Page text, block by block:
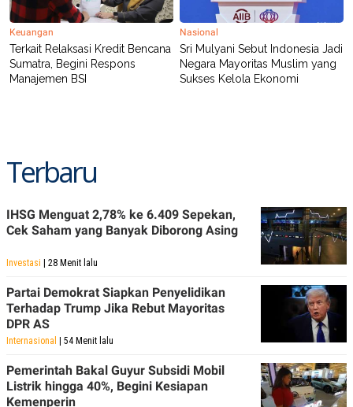
Keuangan
Terkait Relaksasi Kredit Bencana
Sumatra, Begini Respons
Manajemen BSI
Nasional
Sri Mulyani Sebut Indonesia Jadi
Negara Mayoritas Muslim yang
Sukses Kelola Ekonomi
Terbaru
IHSG Menguat 2,78% ke 6.409 Sepekan,
Cek Saham yang Banyak Diborong Asing
Investasi | 28 Menit lalu
Partai Demokrat Siapkan Penyelidikan
Terhadap Trump Jika Rebut Mayoritas
DPR AS
Internasional | 54 Menit lalu
Pemerintah Bakal Guyur Subsidi Mobil
Listrik hingga 40%, Begini Kesiapan
Kemenperin